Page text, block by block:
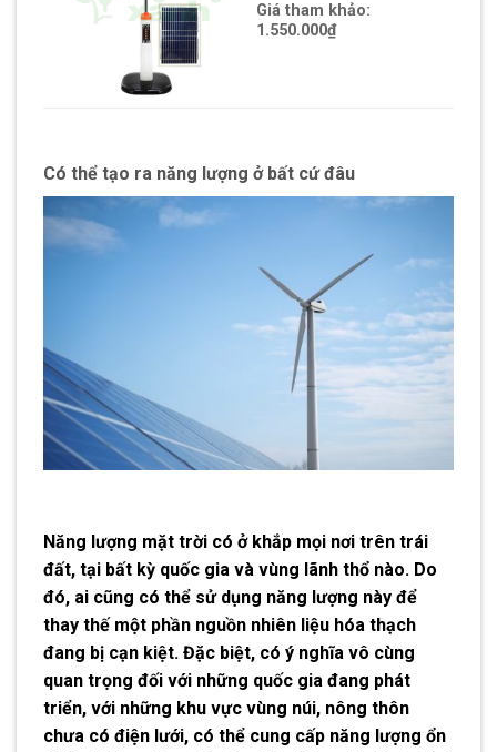
Giá tham khảo:
1.550.000₫
Có thể tạo ra năng lượng ở bất cứ đâu
Năng lượng mặt trời có ở khắp mọi nơi trên trái
đất, tại bất kỳ quốc gia và vùng lãnh thổ nào. Do
đó, ai cũng có thể sử dụng năng lượng này để
thay thế một phần nguồn nhiên liệu hóa thạch
đang bị cạn kiệt. Đặc biệt, có ý nghĩa vô cùng
quan trọng đối với những quốc gia đang phát
triển, với những khu vực vùng núi, nông thôn
chưa có điện lưới, có thể cung cấp năng lượng ổn